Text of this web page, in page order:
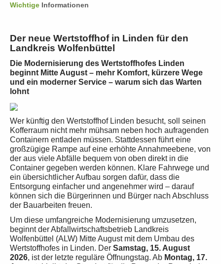
Wichtige Informationen
Der neue Wertstoffhof in Linden für den
Landkreis Wolfenbüttel
Die Modernisierung des Wertstoffhofes Linden
beginnt Mitte August – mehr Komfort, kürzere Wege
und ein moderner Service – warum sich das Warten
lohnt
Wer künftig den Wertstoffhof Linden besucht, soll seinen
Kofferraum nicht mehr mühsam neben hoch aufragenden
Containern entladen müssen. Stattdessen führt eine
großzügige Rampe auf eine erhöhte Annahmeebene, von
der aus viele Abfälle bequem von oben direkt in die
Container gegeben werden können. Klare Fahrwege und
ein übersichtlicher Aufbau sorgen dafür, dass die
Entsorgung einfacher und angenehmer wird – darauf
können sich die Bürgerinnen und Bürger nach Abschluss
der Bauarbeiten freuen.
Um diese umfangreiche Modernisierung umzusetzen,
beginnt der Abfallwirtschaftsbetrieb Landkreis
Wolfenbüttel (ALW) Mitte August mit dem Umbau des
Wertstoffhofes in Linden. Der Samstag, 15. August
2026, ist der letzte reguläre Öffnungstag. Ab Montag, 17.